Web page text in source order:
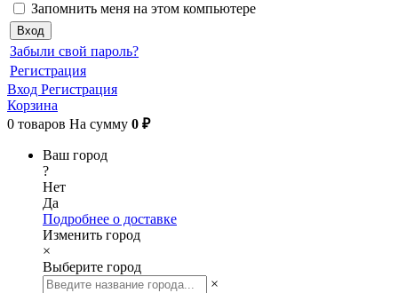
Запомнить меня на этом компьютере
Забыли свой пароль?
Регистрация
Вход Регистрация
Корзина
0 товаров На сумму 0 ₽
Ваш город
?
Нет
Да
Подробнее о доставке
Изменить город
×
Выберите город
×